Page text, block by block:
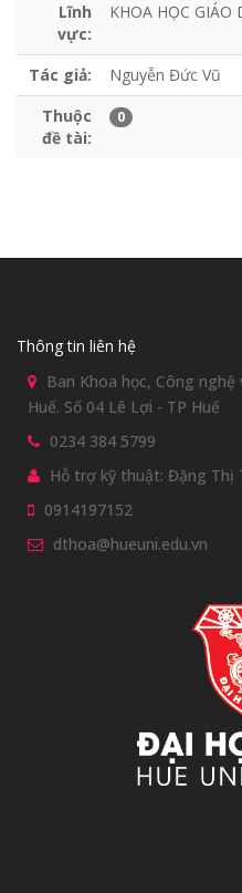
Lĩnh
vực:
KHOA HỌC GIÁO
Tác giả:
Nguyễn Đức Vũ
Thuộc
đề tài:
0
Thông tin liên hệ
Ban Khoa học, Công
Huế. Số 04 Lê Lợi - TP Huế
0234 384 5799
Hỗ trợ kỹ thuật: Đặng Thị
0914197152
dthoa@hueuni.edu.vn